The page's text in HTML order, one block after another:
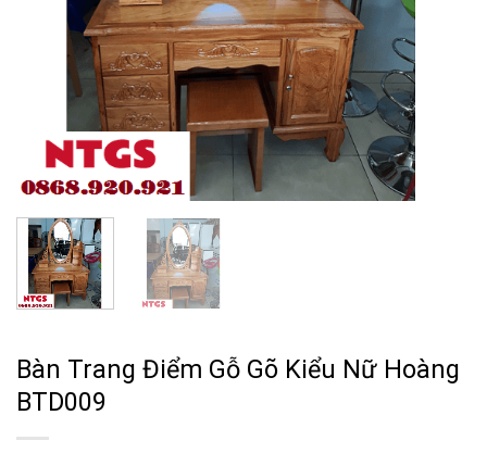
Bàn Trang Điểm Gỗ Gõ Kiểu Nữ Hoàng
BTD009